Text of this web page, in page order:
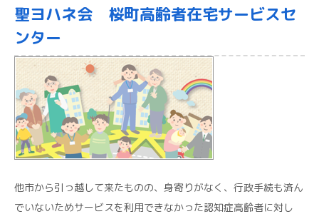
聖ヨハネ会 桜町高齢者在宅サービスセ
ンター
他市から引っ越して来たものの、身寄りがなく、行政手続も済ん
でいないためサービスを利用できなかった認知症高齢者に対し